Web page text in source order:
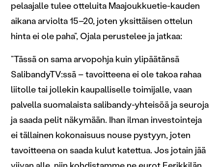
pelaajalle tulee otteluita Maajoukkuetie-kauden
aikana arviolta 15–20, joten yksittäisen ottelun
hinta ei ole paha”, Ojala perustelee ja jatkaa:
”Tässä on sama arvopohja kuin ylipäätänsä
SalibandyTV:ssä – tavoitteena ei ole takoa rahaa
liitolle tai jollekin kaupalliselle toimijalle, vaan
palvella suomalaista salibandy-yhteisöä ja seuroja
ja saada pelit näkymään. Ihan ilman investointeja
ei tällainen kokonaisuus nouse pystyyn, joten
tavoitteena on saada kulut katettua. Jos jotain jää